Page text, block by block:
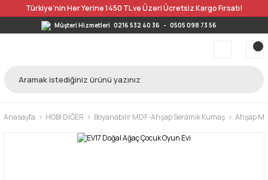
Türkiye’nin Her Yerine 1450 TL ve Üzeri Ücretsiz Kargo Fırsatı!
Müşteri Hizmetleri 0216 532 40 36 - 0505 098 73 56
Anasayfa HOBİ DİĞER Boyanabilir MDF-Ahşap Seramik Kumaş Ahşap